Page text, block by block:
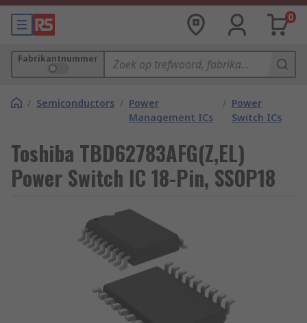
0
Fabrikantnummer
/ Semiconductors / Power
Management ICs
/ Power
Switch ICs
Toshiba TBD62783AFG(Z,EL)
Power Switch IC 18-Pin, SSOP18